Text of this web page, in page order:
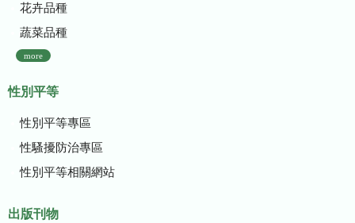
花卉品種
蔬菜品種
more
性別平等
性別平等專區
性騷擾防治專區
性別平等相關網站
出版刊物